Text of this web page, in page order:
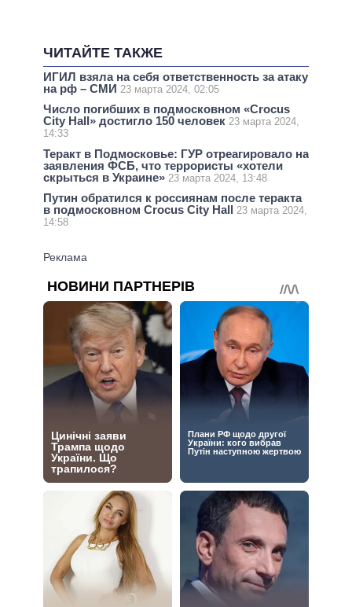
ЧИТАЙТЕ ТАКЖЕ
ИГИЛ взяла на себя ответственность за атаку
на рф – СМИ 23 марта 2024, 02:05
Число погибших в подмосковном «Crocus
City Hall» достигло 150 человек 23 марта 2024,
14:33
Теракт в Подмосковье: ГУР отреагировало на
заявления ФСБ, что террористы «хотели
скрыться в Украине» 23 марта 2024, 13:48
Путин обратился к россиянам после теракта
в подмосковном Crocus City Hall 23 марта 2024,
14:58